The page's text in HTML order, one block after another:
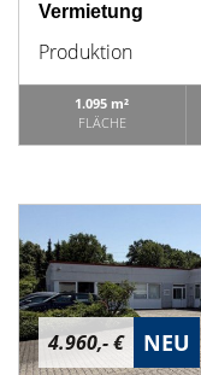
Vermietung
Produktion
1.095 m²
FLÄCHE
4.960,- € NEU